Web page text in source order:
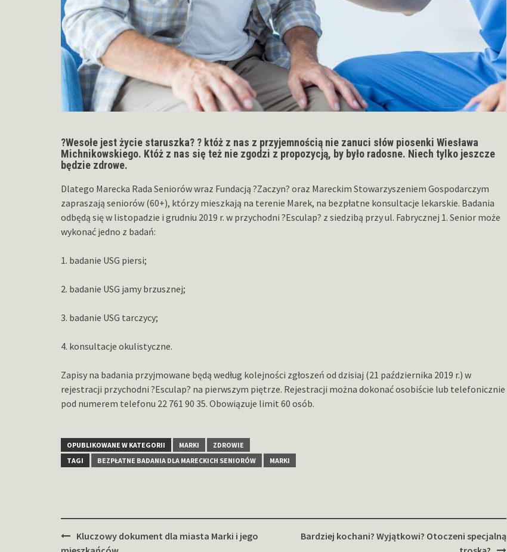
?Wesołe jest życie staruszka? ? któż z nas z przyjemnością nie zanuci słów piosenki Wiesława
Michnikowskiego. Któż z nas się też nie zgodzi z propozycją, by było radosne. Niech tylko jeszcze
będzie zdrowe.
Dlatego Marecka Rada Seniorów wraz Fundacją ?Zaczyn? oraz Mareckim Stowarzyszeniem Gospodarczym
zapraszają seniorów (60+), którzy mieszkają na terenie Marek, na bezpłatne konsultacje lekarskie. Badania
odbędą się w listopadzie i grudniu 2019 r. w przychodni ?Esculap? z siedzibą przy ul. Fabrycznej 1. Senior może
wykonać jedno z badań:
1. badanie USG piersi;
2. badanie USG jamy brzusznej;
3. badanie USG tarczycy;
4. konsultacje okulistyczne.
Zapisy na badania przyjmowane będą według kolejności zgłoszeń od dzisiaj (21 października 2019 r.) w
rejestracji przychodni ?Esculap? na pierwszym piętrze. Rejestracji można dokonać osobiście lub telefonicznie
pod numerem telefonu 22 761 90 35. Obowiązuje limit 60 osób.
OPUBLIKOWANE W KATEGORII MARKI
ZDROWIE
TAGI
BEZPŁATNE BADANIA DLA MARECKICH SENIORÓW MARKI
Zobacz
Kluczowy dokument dla miasta Marki i jego
Bardziej kochani? Wyjątkowi? Otoczeni specjalną